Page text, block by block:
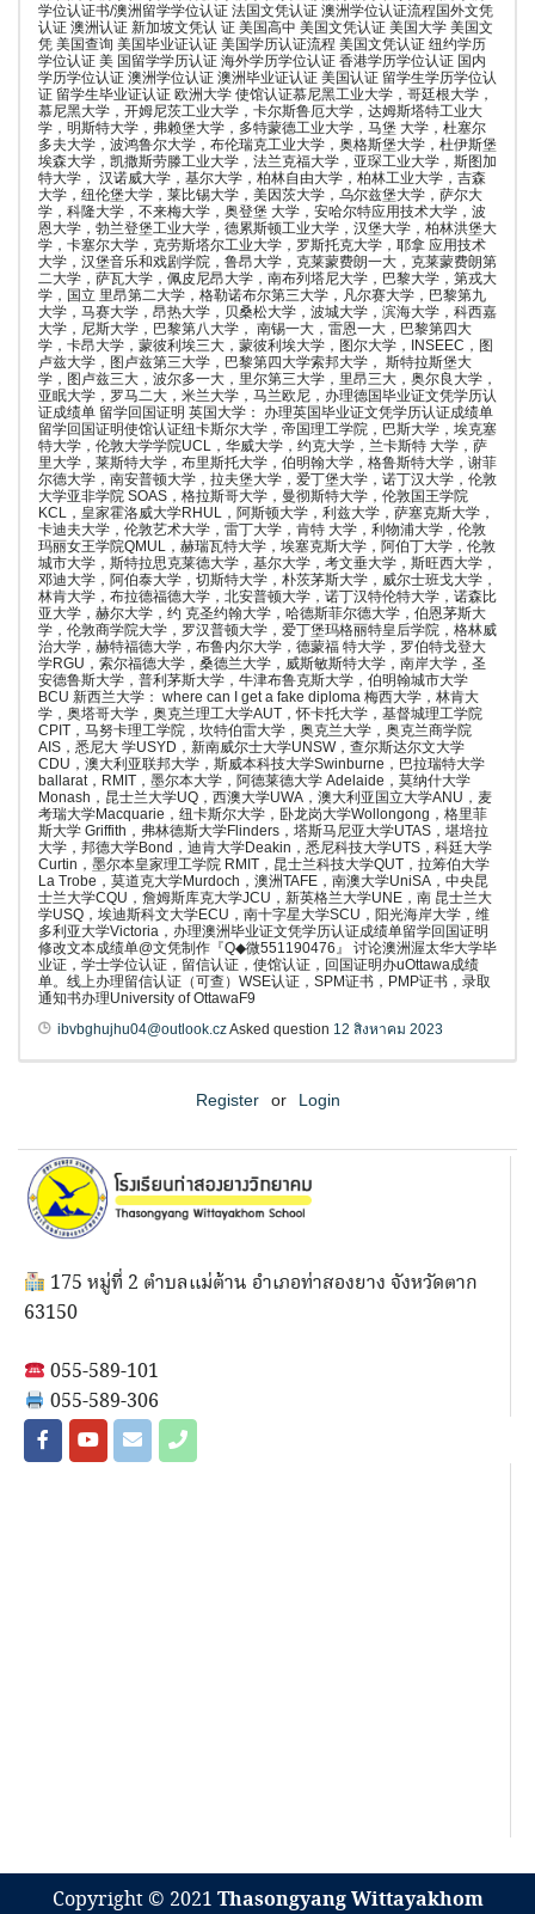
学位认证书/澳洲留学学位认证 法国文凭认证 澳洲学位认证流程国外文凭
认证 澳洲认证 新加坡文凭认 证 美国高中 美国文凭认证 美国大学 美国文
凭 美国查询 美国毕业证认证 美国学历认证流程 美国文凭认证 纽约学历
学位认证 美 国留学学历认证 海外学历学位认证 香港学历学位认证 国内
学历学位认证 澳洲学位认证 澳洲毕业证认证 美国认证 留学生学历学位认
证 留学生毕业证认证 欧洲大学 使馆认证慕尼黑工业大学，哥廷根大学，
慕尼黑大学，开姆尼茨工业大学，卡尔斯鲁厄大学，达姆斯塔特工业大
学，明斯特大学，弗赖堡大学，多特蒙德工业大学，马堡 大学，杜塞尔
多夫大学，波鸿鲁尔大学，布伦瑞克工业大学，奥格斯堡大学，杜伊斯堡
埃森大学，凯撒斯劳滕工业大学，法兰克福大学，亚琛工业大学，斯图加
特大学， 汉诺威大学，基尔大学，柏林自由大学，柏林工业大学，吉森
大学，纽伦堡大学，莱比锡大学，美因茨大学，乌尔兹堡大学，萨尔大
学，科隆大学，不来梅大学，奥登堡 大学，安哈尔特应用技术大学，波
恩大学，勃兰登堡工业大学，德累斯顿工业大学，汉堡大学，柏林洪堡大
学，卡塞尔大学，克劳斯塔尔工业大学，罗斯托克大学，耶拿 应用技术
大学，汉堡音乐和戏剧学院，鲁昂大学，克莱蒙费朗一大，克莱蒙费朗第
二大学，萨瓦大学，佩皮尼昂大学，南布列塔尼大学，巴黎大学，第戎大
学，国立 里昂第二大学，格勒诺布尔第三大学，凡尔赛大学，巴黎第九
大学，马赛大学，昂热大学，贝桑松大学，波城大学，滨海大学，科西嘉
大学，尼斯大学，巴黎第八大学， 南锡一大，雷恩一大，巴黎第四大
学，卡昂大学，蒙彼利埃三大，蒙彼利埃大学，图尔大学，INSEEC，图
卢兹大学，图卢兹第三大学，巴黎第四大学索邦大学， 斯特拉斯堡大
学，图卢兹三大，波尔多一大，里尔第三大学，里昂三大，奥尔良大学，
亚眠大学，罗马二大，米兰大学，马兰欧尼，办理德国毕业证文凭学历认
证成绩单 留学回国证明 英国大学： 办理英国毕业证文凭学历认证成绩单
留学回国证明使馆认证纽卡斯尔大学，帝国理工学院，巴斯大学，埃克塞
特大学，伦敦大学学院UCL，华威大学，约克大学，兰卡斯特 大学，萨
里大学，莱斯特大学，布里斯托大学，伯明翰大学，格鲁斯特大学，谢菲
尔德大学，南安普顿大学，拉夫堡大学，爱丁堡大学，诺丁汉大学，伦敦
大学亚非学院 SOAS，格拉斯哥大学，曼彻斯特大学，伦敦国王学院
KCL，皇家霍洛威大学RHUL，阿斯顿大学，利兹大学，萨塞克斯大学，
卡迪夫大学，伦敦艺术大学，雷丁大学，肯特 大学，利物浦大学，伦敦
玛丽女王学院QMUL，赫瑞瓦特大学，埃塞克斯大学，阿伯丁大学，伦敦
城市大学，斯特拉思克莱德大学，基尔大学，考文垂大学，斯旺西大学，
邓迪大学，阿伯泰大学，切斯特大学，朴茨茅斯大学，威尔士班戈大学，
林肯大学，布拉德福德大学，北安普顿大学，诺丁汉特伦特大学，诺森比
亚大学，赫尔大学，约 克圣约翰大学，哈德斯菲尔德大学，伯恩茅斯大
学，伦敦商学院大学，罗汉普顿大学，爱丁堡玛格丽特皇后学院，格林威
治大学，赫特福德大学，布鲁内尔大学，德蒙福 特大学，罗伯特戈登大
学RGU，索尔福德大学，桑德兰大学，威斯敏斯特大学，南岸大学，圣
安德鲁斯大学，普利茅斯大学，牛津布鲁克斯大学，伯明翰城市大学
BCU 新西兰大学： where can I get a fake diploma 梅西大学，林肯大
学，奥塔哥大学，奥克兰理工大学AUT，怀卡托大学，基督城理工学院
CPIT，马努卡理工学院，坎特伯雷大学，奥克兰大学，奥克兰商学院
AIS，悉尼大 学USYD，新南威尔士大学UNSW，查尔斯达尔文大学
CDU，澳大利亚联邦大学，斯威本科技大学Swinburne，巴拉瑞特大学
ballarat，RMIT，墨尔本大学，阿德莱德大学 Adelaide，莫纳什大学
Monash，昆士兰大学UQ，西澳大学UWA，澳大利亚国立大学ANU，麦
考瑞大学Macquarie，纽卡斯尔大学，卧龙岗大学Wollongong，格里菲
斯大学 Griffith，弗林德斯大学Flinders，塔斯马尼亚大学UTAS，堪培拉
大学，邦德大学Bond，迪肯大学Deakin，悉尼科技大学UTS，科廷大学
Curtin，墨尔本皇家理工学院 RMIT，昆士兰科技大学QUT，拉筹伯大学
La Trobe，莫道克大学Murdoch，澳洲TAFE，南澳大学UniSA，中央昆
士兰大学CQU，詹姆斯库克大学JCU，新英格兰大学UNE，南 昆士兰大
学USQ，埃迪斯科文大学ECU，南十字星大学SCU，阳光海岸大学，维
多利亚大学Victoria，办理澳洲毕业证文凭学历认证成绩单留学回国证明
修改文本成绩单@文凭制作『Q◆微551190476』 讨论澳洲渥太华大学毕
业证，学士学位认证，留信认证，使馆认证，回国证明办uOttawa成绩
单。线上办理留信认证（可查）WSE认证，SPM证书，PMP证书，录取
通知书办理University of OttawaF9
ibvbghujhu04@outlook.czAsked question 12 สิงหาคม 2023
Register or Login
175 หมู่ที่ 2 ตำบลแม่ต้าน อำเภอท่าสองยาง จังหวัดตาก
63150
055-589-101
055-589-306
Copyright © 2021 Thasongyang Wittayakhom